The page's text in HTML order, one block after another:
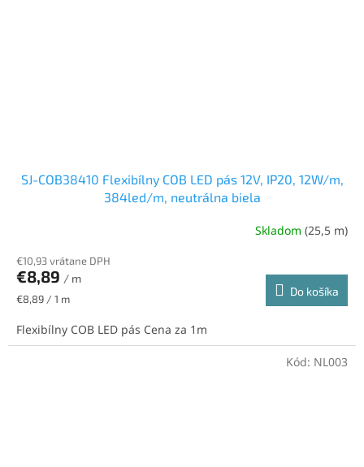
SJ-COB38410 Flexibílny COB LED pás 12V, IP20, 12W/m,
384led/m, neutrálna biela
Skladom (25,5 m)
€10,93 vrátane DPH
€8,89 / m
Jednotková
€8,89 / 1 m
Do košíka
Flexibílny COB LED pás Cena za 1m
Kód: NL003